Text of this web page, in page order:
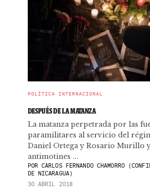
POLÍTICA INTERNACIONAL
DESPUÉS DE LA MATANZA
La matanza perpetrada por las
paramilitares al servicio del
Daniel Ortega y Rosario Murillo
antimotines ...
PORCARLOS FERNANDO CHAMORRO
DE NICARAGUA)
30 ABRIL 2018